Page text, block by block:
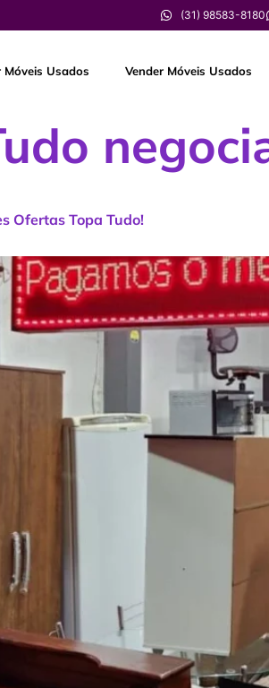
(31) 98583-8180
Móveis Usados Vender Móveis Usados
Ofertas Topa Tudo!